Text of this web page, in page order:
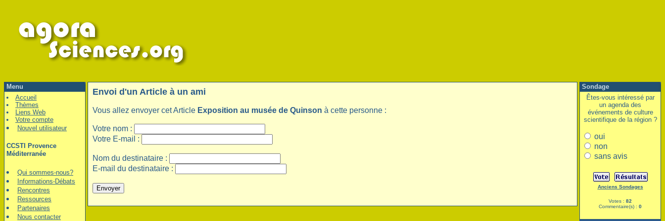
Menu
Accueil
Thèmes
Liens Web
Votre compte
Nouvel utilisateur
CCSTI Provence
Méditerranée
Qui sommes-nous?
Informations-Débats
Rencontres
Ressources
Partenaires
Nous contacter
Envoi d'un Article à un ami
Vous allez envoyer cet Article Exposition au musée de Quinson à cette personne :
Votre nom :
Votre E-mail :
Nom du destinataire :
E-mail du destinataire :
Sondage
Êtes-vous intéressé par
un agenda des
événements de culture
scientifique de la région ?
oui
non
sans avis
Anciens Sondages
Votes : 82
Commentaire(s) : 0